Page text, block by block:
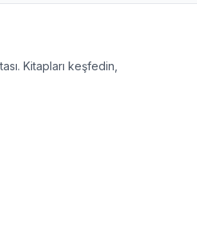
Kitapları keşfedin,